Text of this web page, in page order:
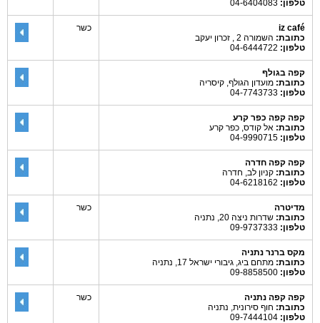
טלפון:
iz café
כתובת: השמורה 2 , זכרון יעקב
טלפון:
כשר
קפה בגולף
כתובת: מועדון הגולף, קיסריה
טלפון:
קפה קפה כפר קרע
כתובת: אל קודס, כפר קרע
טלפון:
קפה קפה חדרה
כתובת: קניון לב, חדרה
טלפון:
מדיטרה
כתובת: שדרות ניצה 20, נתניה
טלפון:
כשר
מקס ברנר נתניה
כתובת: מתחם ביג, גיבורי ישראל 17, נתניה
טלפון:
קפה קפה נתניה
כתובת: חוף סירונית, נתניה
טלפון:
כשר